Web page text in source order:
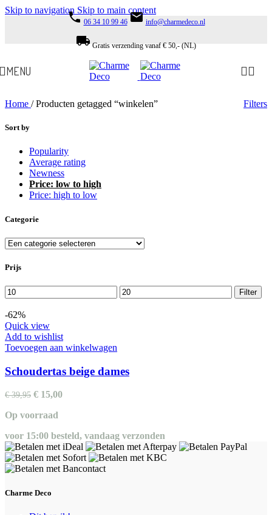
Skip to navigation Skip to main content
phone 06 34 10 99 46 email info@charmedeco.nl
local_shipping Gratis verzending vanaf € 50,- (NL)
MENU
Home / Producten getagged “winkelen” Filters
Sort by
Popularity
Average rating
Newness
Price: low to high
Price: high to low
Categorie
Prijs
Min.
prijs
Max.
prijs
Filter
-62%
Quick view
Add to wishlist
Toevoegen aan winkelwagen
Schoudertas beige dames
€39,95 Oorspronkelijke
was:
€ 15,00Huidige
Op voorraad
voor 15:00 besteld, vandaag verzonden
Charme Deco